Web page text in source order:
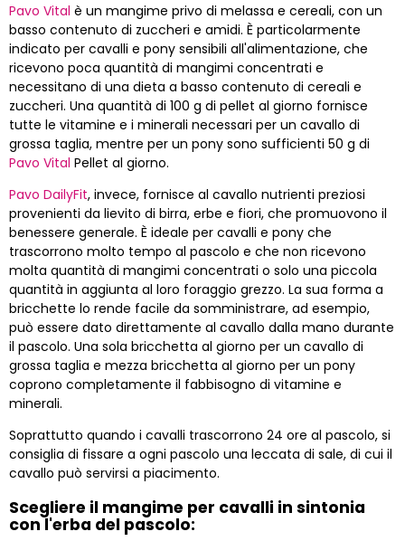
Pavo Vital è un mangime privo di melassa e cereali, con un
basso contenuto di zuccheri e amidi. È particolarmente
indicato per cavalli e pony sensibili all'alimentazione, che
ricevono poca quantità di mangimi concentrati e
necessitano di una dieta a basso contenuto di cereali e
zuccheri. Una quantità di 100 g di pellet al giorno fornisce
tutte le vitamine e i minerali necessari per un cavallo di
grossa taglia, mentre per un pony sono sufficienti 50 g di
Pavo Vital Pellet al giorno.
Pavo DailyFit, invece, fornisce al cavallo nutrienti preziosi
provenienti da lievito di birra, erbe e fiori, che promuovono il
benessere generale. È ideale per cavalli e pony che
trascorrono molto tempo al pascolo e che non ricevono
molta quantità di mangimi concentrati o solo una piccola
quantità in aggiunta al loro foraggio grezzo. La sua forma a
bricchette lo rende facile da somministrare, ad esempio,
può essere dato direttamente al cavallo dalla mano durante
il pascolo. Una sola bricchetta al giorno per un cavallo di
grossa taglia e mezza bricchetta al giorno per un pony
coprono completamente il fabbisogno di vitamine e
minerali.
Soprattutto quando i cavalli trascorrono 24 ore al pascolo, si
consiglia di fissare a ogni pascolo una leccata di sale, di cui il
cavallo può servirsi a piacimento.
Scegliere il mangime per cavalli in sintonia
con l'erba del pascolo: